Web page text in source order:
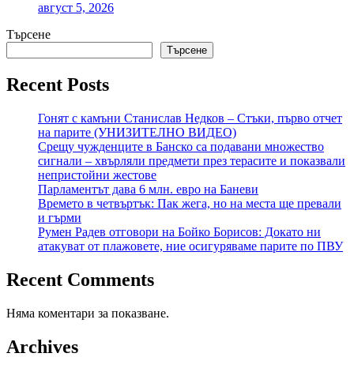
август 5, 2026
Търсене
Търсене
Recent Posts
Гонят с камъни Станислав Недков – Стъки, първо отчет
на парите (УНИЗИТЕЛНО ВИДЕО)
Срещу чужденците в Банско са подавани множество
сигнали – хвърляли предмети през терасите и показвали
непристойни жестове
Парламентът дава 6 млн. евро на Баневи
Времето в четвъртък: Пак жега, но на места ще превали
и гърми
Румен Радев отговори на Бойко Борисов: Докато ни
атакуват от плажовете, ние осигуряваме парите по ПВУ
Recent Comments
Няма коментари за показване.
Archives